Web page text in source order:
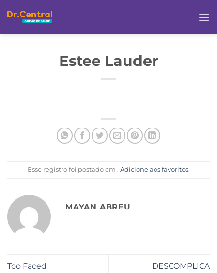
Estee Lauder
Esse registro foi postado em . Adicione aos favoritos.
MAYAN ABREU
Too Faced DESCOMPLICA